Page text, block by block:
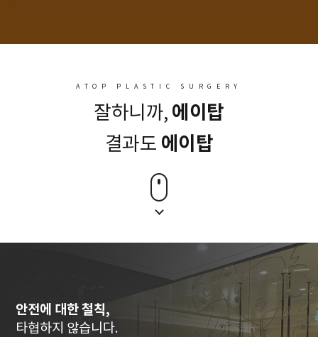
ATOP PLASTIC SURGERY
잘하니까, 에이탑
결과도 에이탑
안전에 대한 철칙,
타협하지 않습니다.